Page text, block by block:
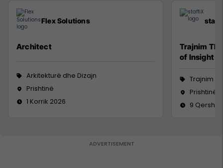
Flex Solutions
Architect
Arkitekturë dhe Dizajn
Prishtinë
1 Korrik 2026
Trajnim
of Insight
Trajnim
Prishtinë
9